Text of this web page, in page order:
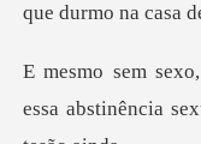
que durmo n
essa abstinência